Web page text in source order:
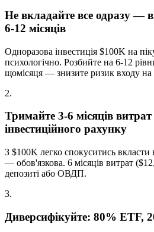
Не вкладайте все одразу —
6-12 місяців
Одноразова інвестиція $100K на
психологічно. Розбийте на 6-12
щомісяця — знизите ризик входу на
2.
Тримайте 3-6 місяців
інвестиційного рахунку
З $100K легко спокуситись
— обов'язкова. 6 місяців витрат
депозиті або ОВДП.
3.
Диверсифікуйте: 80% ETF,